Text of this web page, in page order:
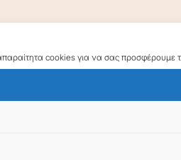
cookies για να σας προσφέρουμε